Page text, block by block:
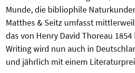
Munde, die bibliophile
Matthes & Seitz umfasst
das von Henry David Thoreau
Writing wird nun auch in
und jährlich mit einem